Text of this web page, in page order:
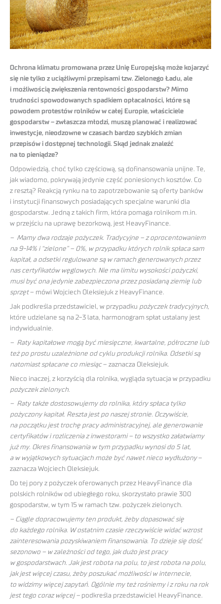
Ochrona klimatu promowana przez Unię Europejską może kojarzyć
się nie tylko z uciążliwymi przepisami tzw. Zielonego Ładu, ale
i możliwością zwiększenia rentowności gospodarstw? Mimo
trudności spowodowanych spadkiem opłacalności, które są
powodem protestów rolników w całej Europie, właściciele
gospodarstw – zwłaszcza młodzi, muszą planować i realizować
inwestycje, nieodzowne w czasach bardzo szybkich zmian
przepisów i dostępnej technologii. Skąd jednak znaleźć
na to pieniądze?
Odpowiedzią, choć tylko częściową, są dofinansowania unijne. Te,
jak wiadomo, pokrywają jedynie część poniesionych kosztów. Co
z resztą? Reakcją rynku na to zapotrzebowanie są oferty banków
i instytucji finansowych posiadających specjalne warunki dla
gospodarstw. Jedną z takich firm, która pomaga rolnikom m.in.
w przejściu na uprawę bezorkową, jest HeavyFinance.
– Mamy dwa rodzaje pożyczek. Tradycyjne – z oprocentowaniem
na 9-14% i “zielone” – 0%, w przypadku których rolnik spłaca sam
kapitał, a odsetki regulowane są w ramach generowanych przez
nas certyfikatów węglowych. Nie ma limitu wysokości pożyczki,
musi być ona jedynie zabezpieczona przez posiadaną ziemię lub
sprzęt– mówi Wojciech Oleksiejuk z HeavyFinance.
Jak podkreśla przedstawiciel, w przypadku pożyczek tradycyjnych,
które udzielane są na 2-3 lata, harmonogram spłat ustalany jest
indywidualnie.
– Raty kapitałowe mogą być miesięczne, kwartalne, półroczne lub
też po prostu uzależnione od cyklu produkcji rolnika. Odsetki są
natomiast spłacane co miesiąc– zaznacza Oleksiejuk.
Nieco inaczej, z korzyścią dla rolnika, wygląda sytuacja w przypadku
pożyczek zielonych.
– Raty także dostosowujemy do rolnika, który spłaca tylko
pożyczony kapitał. Reszta jest po naszej stronie. Oczywiście,
na początku jest trochę pracy administracyjnej, ale generowanie
certyfikatów i rozliczenia z inwestorami – to wszystko załatwiamy
już my. Okres finansowania w tym przypadku wynosi do 5 lat,
a w wyjątkowych sytuacjach może być nawet nieco wydłużony–
zaznacza Wojciech Oleksiejuk.
Do tej pory z pożyczek oferowanych przez HeavyFinance dla
polskich rolników od ubiegłego roku, skorzystało prawie 300
gospodarstw, w tym 15 w ramach tzw. pożyczek zielonych.
– Ciągle dopracowujemy ten produkt, żeby dopasować się
do każdego rolnika. W ostatnim czasie rzeczywiście widać wzrost
zainteresowania pozyskiwaniem finansowania. To dzieje się dość
sezonowo – w zależności od tego, jak dużo jest pracy
w gospodarstwach. Jak jest robota na polu, to jest robota na polu,
jak jest więcej czasu, żeby poszukać możliwości w internecie,
to widzimy więcej zapytań. Ogólnie my też rośniemy i z roku na rok
jest tego coraz więcej – podkreśla przedstawiciel HeavyFinance.